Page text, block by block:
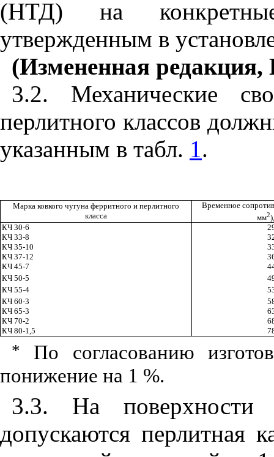
(НТД) на
утвержденным в
(Измененная
3.2. Механические
перлитного классов
указанным в табл. 1.
Марка ковкого чугуна ферритного и перлитного
класса
Временное
мм2
КЧ 30-6
КЧ 33-8
КЧ 35-10
КЧ 37-12
КЧ 45-7
КЧ 50-5
КЧ 55-4
КЧ 60-3
КЧ 65-3
КЧ 70-2
КЧ 80-1,5
*
По согласованию
понижение на 1 %.
3.3. На поверхности
допускаются перлитная